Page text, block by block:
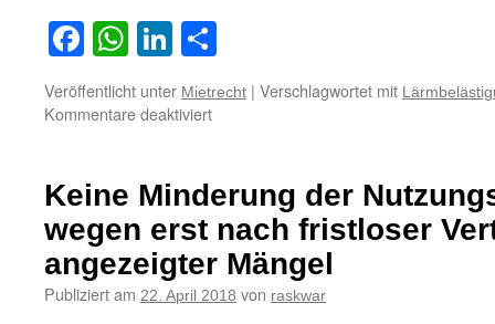
Facebook
WhatsApp
LinkedIn
Veröffentlicht unter Mietrecht | Verschlagwortet mit
Kommentare deaktiviertfür
Darlegungen
bei
Behauptung
eines
Mietmangels
Keine Minderung der
wegen erst nach fristloser
angezeigter Mängel
Publiziert am 22. April 2018 von raskwar